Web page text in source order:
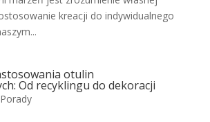
kreacji do indywidualnego
otulin
Od recyklingu do dekoracji
Porady